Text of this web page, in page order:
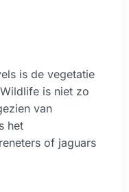
is de vegetatie
is niet zo
van
het
of jaguars